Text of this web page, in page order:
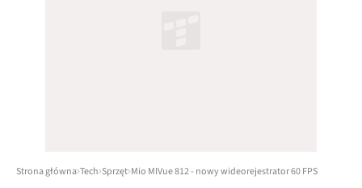
Strona główna Tech Sprzęt Mio MIVue 812 - nowy wideorejestrator 60 FPS